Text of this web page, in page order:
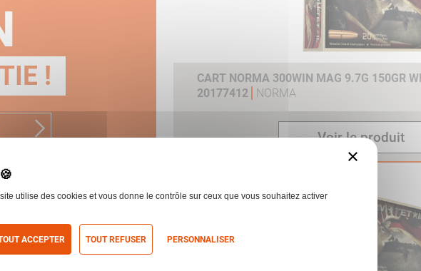
!
CART NORMA 300WIN MAG 9.7G 150GR
20177412
NORMA
Voir le produit
×
utilise des cookies et vous donne le contrôle sur ceux que vous souhaitez activer
ACCEPTER TOUT REFUSER PERSONNALISER